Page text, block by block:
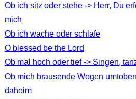
Ob ich sitz oder stehe -> Herr, Du
mich
Ob ich wache oder schlafe
O blessed be the Lord
Ob mal hoch oder tief -> Singen,
Ob mich brausende Wogen
daheim